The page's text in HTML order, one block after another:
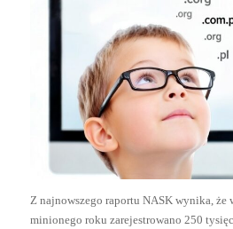
Z najnowszego raportu NASK wynika, że
minionego roku zarejestrowano 250